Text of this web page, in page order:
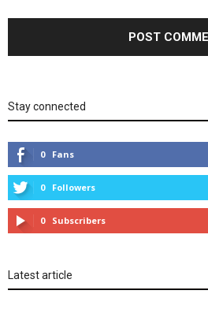
Stay connected
0 Fans
0 Followers
0 Subscribers
Latest article